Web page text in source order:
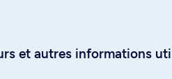
et autres informations